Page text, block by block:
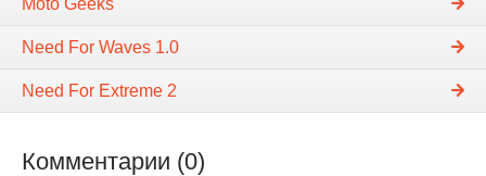
Need For Waves 1.0
Need For Extreme 2
Комментарии (0)